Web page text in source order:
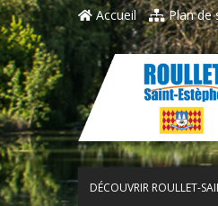
Accueil Plan de
DÉCOUVRIR ROULLET-